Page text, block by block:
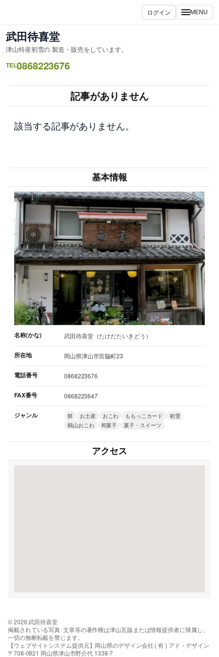
を
ス
キ
ッ
ログイン MENU
武田待喜堂
津山特産初雪の 製造・販売をしています。
TEL0868223676
記事がありません
該当する記事がありません。
基本情報
名称(かな) 武田待喜堂（たけだたいきどう）
所在地 岡山県津山市宮脇町23
電話番号 0868223676
FAX番号 0868223647
ジャンル 餅 お土産 おこわ ももっこカード
初雪
鶴山おこわ
和菓子 菓子・スイーツ
アクセス
© 2026 武田待喜堂
掲載されている写真･文章等の著作権は津山瓦版または情報提供者に帰属し、
一切の無断転載を禁じます。
【ウェブサイトシステム提供元】岡山県のデザイン会社 ( 有 ) アド・デザイン
〒708-0821 岡山県津山市野介代 1338-7